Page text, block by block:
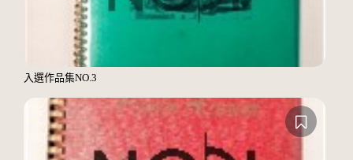
入選作品集NO.3